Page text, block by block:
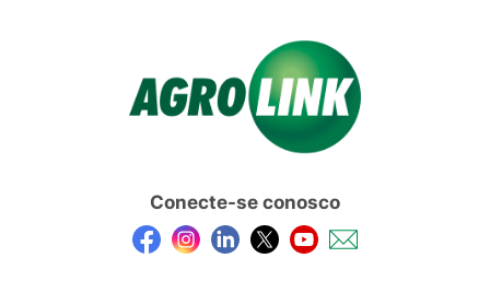
Conecte-se conosco